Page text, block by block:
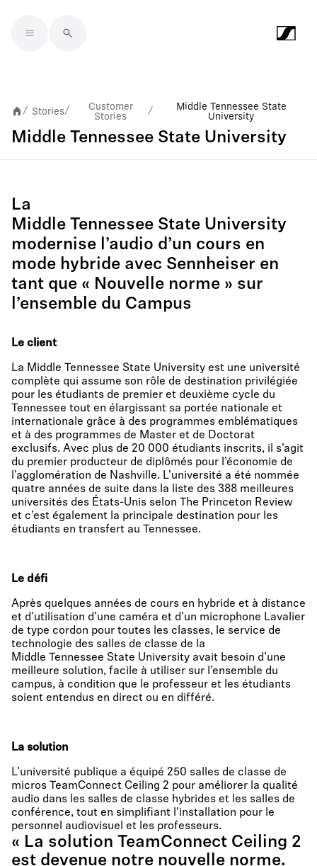
/ Stories/
Customer
Stories
/
Middle Tennessee State
University
Middle Tennessee State University
La
Middle Tennessee State University
modernise l’audio d’un cours en
mode hybride avec Sennheiser en
tant que « Nouvelle norme » sur
l’ensemble du Campus
Le client
La Middle Tennessee State University est une université
complète qui assume son rôle de destination privilégiée
pour les étudiants de premier et deuxième cycle du
Tennessee tout en élargissant sa portée nationale et
internationale grâce à des programmes emblématiques
et à des programmes de Master et de Doctorat
exclusifs. Avec plus de 20 000 étudiants inscrits, il s’agit
du premier producteur de diplômés pour l’économie de
l’agglomération de Nashville. L'université a été nommée
quatre années de suite dans la liste des 388 meilleures
universités des États-Unis selon The Princeton Review
et c’est également la principale destination pour les
étudiants en transfert au Tennessee.
Le défi
Après quelques années de cours en hybride et à distance
et d’utilisation d’une caméra et d’un microphone Lavalier
de type cordon pour toutes les classes, le service de
technologie des salles de classe de la
Middle Tennessee State University avait besoin d’une
meilleure solution, facile à utiliser sur l’ensemble du
campus, à condition que le professeur et les étudiants
soient entendus en direct ou en différé.
La solution
L’université publique a équipé 250 salles de classe de
micros TeamConnect Ceiling 2 pour améliorer la qualité
audio dans les salles de classe hybrides et les salles de
conférence, tout en simplifiant l’installation pour le
personnel audiovisuel et les professeurs.
« La solution TeamConnect Ceiling 2
est devenue notre nouvelle norme.